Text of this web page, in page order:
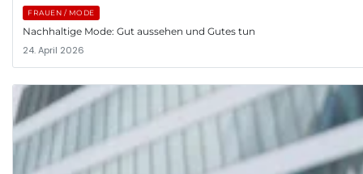
FRAUEN / MODE
Nachhaltige Mode: Gut aussehen und Gutes tun
24. April 2026